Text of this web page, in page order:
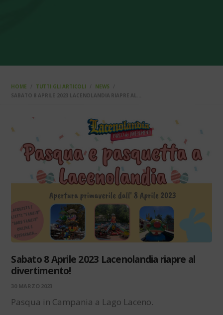
HOME TUTTI GLI ARTICOLI
NEWS
SABATO 8 APRILE 2023 LACENOLANDIA RIAPRE AL...
Sabato 8 Aprile 2023 Lacenolandia riapre al
divertimento!
30 MARZO 2023
Pasqua in Campania a Lago Laceno.